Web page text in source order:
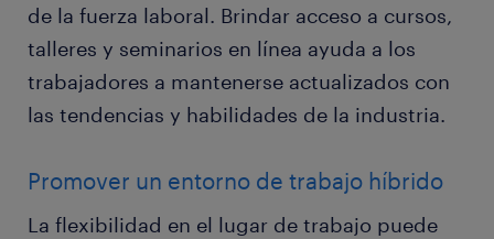
de la fuerza laboral. Brindar acceso a cursos,
talleres y seminarios en línea ayuda a los
trabajadores a mantenerse actualizados con
las tendencias y habilidades de la industria.
Promover un entorno de trabajo híbrido
La flexibilidad en el lugar de trabajo puede